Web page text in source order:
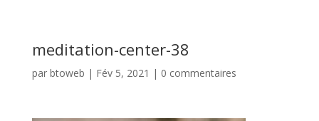
meditation-center-38
par btoweb | Fév 5, 2021 | 0 commentaires